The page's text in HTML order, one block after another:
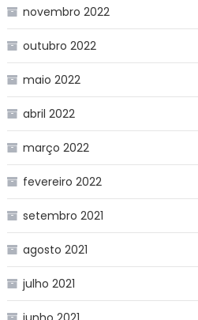
novembro 2022
outubro 2022
maio 2022
abril 2022
março 2022
fevereiro 2022
setembro 2021
agosto 2021
julho 2021